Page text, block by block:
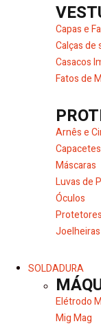
Capas e
Calças de
Casacos
Fatos de
Máscaras
Luvas de
Óculos
Joelheiras
SOLDADURA
Elétrodo
Mig Mag